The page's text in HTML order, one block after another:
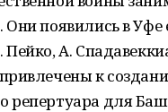
Они появились в
А.
к
репертуара для